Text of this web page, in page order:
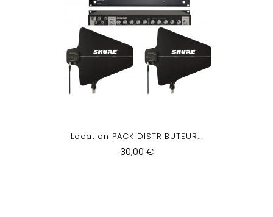
Location PACK DISTRIBUTEUR...
30,00 €